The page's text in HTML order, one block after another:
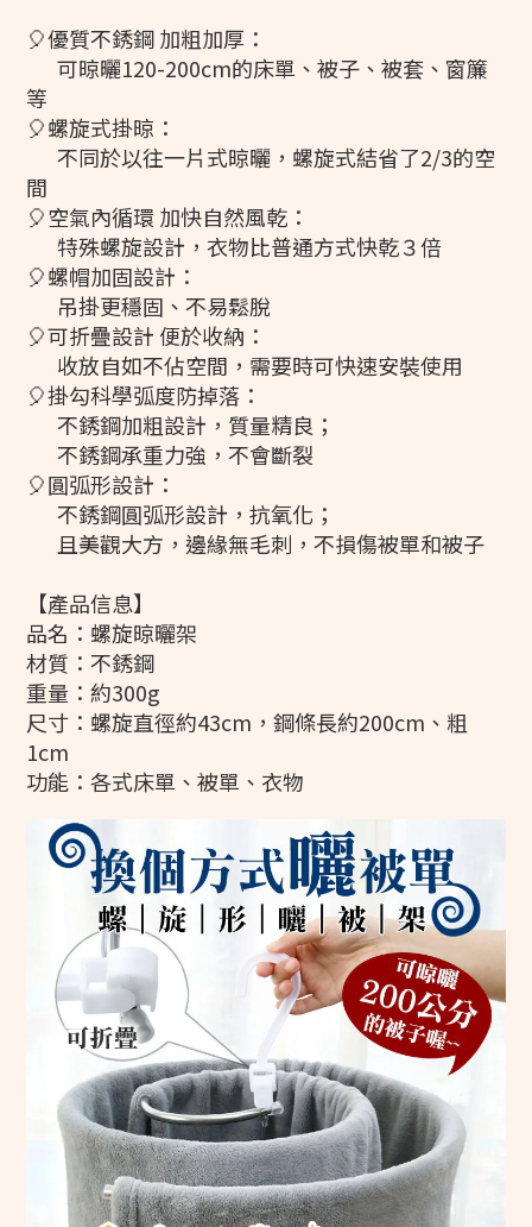
🎈優質不銹鋼 加粗加厚：
可晾曬120-200cm的床單、被子、被套、窗簾
等
🎈螺旋式掛晾：
不同於以往一片式晾曬， 螺旋式結省了2/3的空
間
🎈空氣內循環 加快自然風乾：
特殊螺旋設計， 衣物比普通方式快乾３倍
🎈螺帽加固設計：
吊掛更穩固、不易鬆脫
🎈可折疊設計 便於收納：
收放自如不佔空間， 需要時可快速安裝使用
🎈掛勾科學弧度防掉落：
不銹鋼加粗設計，質量精良；
不銹鋼承重力強，不會斷裂
🎈圓弧形設計：
不銹鋼圓弧形設計，抗氧化；
且美觀大方，邊緣無毛刺，不損傷被單和被子
【產品信息】
品名：螺旋晾曬架
材質：不銹鋼
重量：約300g
尺寸：螺旋直徑約43cm，鋼條長約200cm、粗
1cm
功能：各式床單、被單、衣物